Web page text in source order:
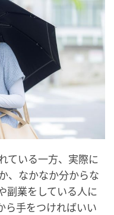
ている一方、実際に
、なかなか分からな
副業をしている人に
ら手をつければいい